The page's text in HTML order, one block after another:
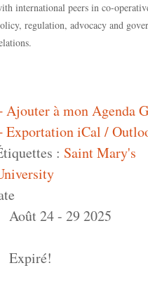
international peers in co-
regulation, advocacy and
Ajouter à mon Agenda
Exportation iCal /
: Saint Mary's
Août 24 - 29 2025
Expiré!